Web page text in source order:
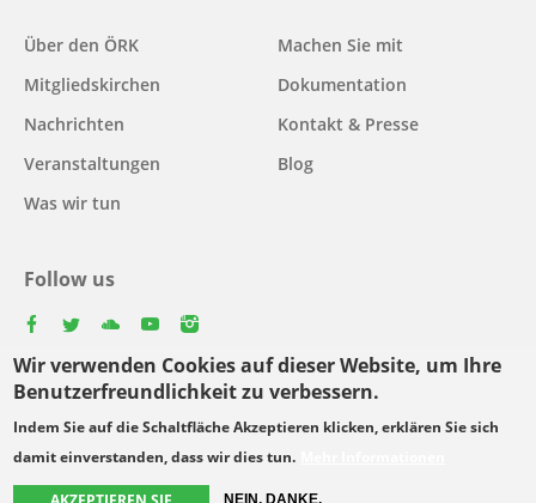
Wir verwenden Cookies auf dieser Website, um Ihre
Benutzerfreundlichkeit zu verbessern.
Indem Sie auf die Schaltfläche Akzeptieren klicken, erklären Sie sich
damit einverstanden, dass wir dies tun.
NEIN, DANKE.
Main
navigation
Über den ÖRK
Mitgliedskirchen
Nachrichten
Veranstaltungen
Was wir tun
Machen Sie mit
Dokumentation
Kontakt & Presse
Blog
Follow us
Select
your
language
Footer
© Copyright WCC 2026
Bedingungen für die Nutzung
Datenschutzgrundsätze